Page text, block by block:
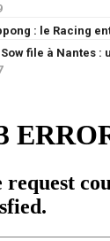
: le Racing